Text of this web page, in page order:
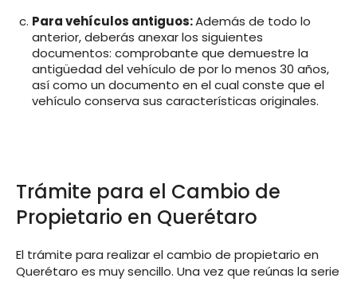
Para vehículos antiguos:Además de todo lo
anterior, deberás anexar los siguientes
documentos: comprobante que demuestre la
antigüedad del vehículo de por lo menos 30 años,
así como un documento en el cual conste que el
vehículo conserva sus características originales.
Trámite para el Cambio de
Propietario en Querétaro
El trámite para realizar el cambio de propietario en
Querétaro es muy sencillo. Una vez que reúnas la serie